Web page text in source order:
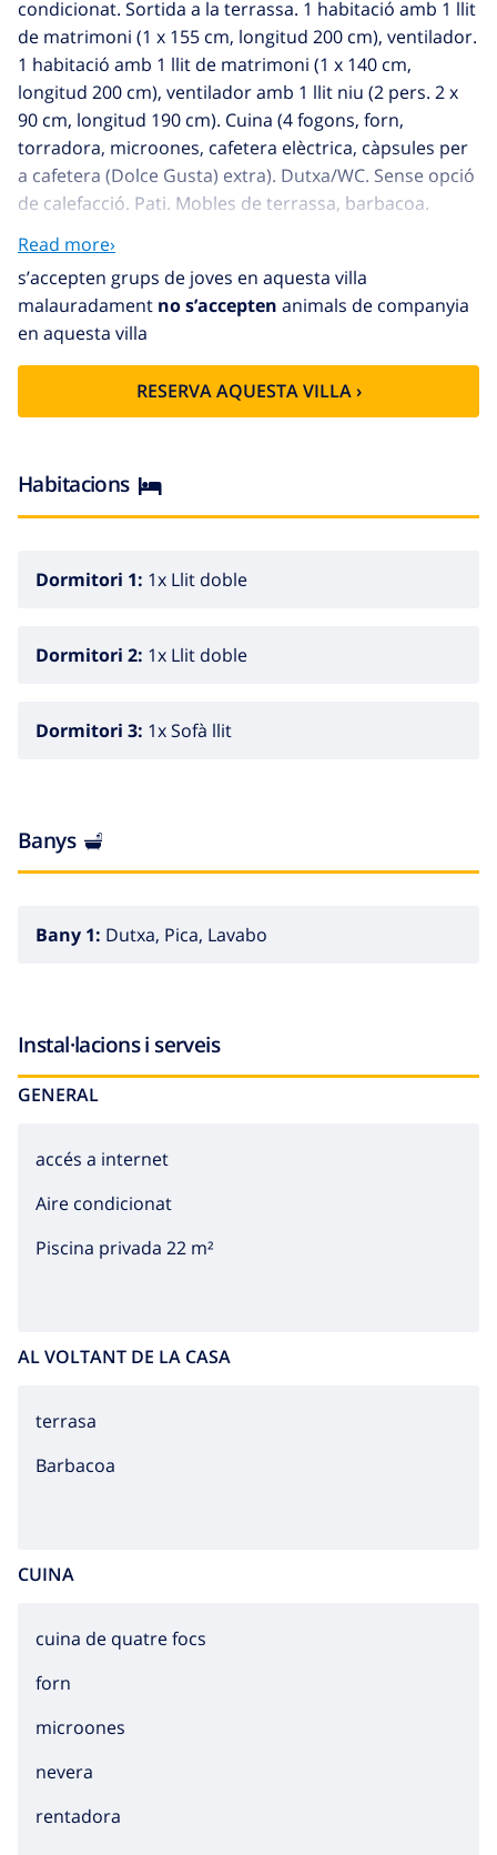
condicionat. Sortida a la terrassa. 1 habitació amb 1 llit
de matrimoni (1 x 155 cm, longitud 200 cm), ventilador.
1 habitació amb 1 llit de matrimoni (1 x 140 cm,
longitud 200 cm), ventilador amb 1 llit niu (2 pers. 2 x
90 cm, longitud 190 cm). Cuina (4 fogons, forn,
torradora, microones, cafetera elèctrica, càpsules per
a cafetera (Dolce Gusta) extra). Dutxa/WC. Sense opció
de calefacció. Pati. Mobles de terrassa, barbacoa.
Equipaments: rentadora, planxa, assecador de cabell.
Internet (WiFi, gratuït). Nota: només no fumadors. TV
només ES. HUTT-076430
Read more›
s’accepten grups de joves en aquesta villa
malauradament no s’accepten animals de companyia
en aquesta villa
RESERVA AQUESTA VILLA ›
Habitacions
Dormitori 1: 1x Llit doble
Dormitori 2: 1x Llit doble
Dormitori 3: 1x Sofà llit
Banys
Bany 1: Dutxa, Pica, Lavabo
Instal·lacions i serveis
GENERAL
accés a internet
Aire condicionat
Piscina privada 22 m²
AL VOLTANT DE LA CASA
terrasa
barbacoa
CUINA
cuina de quatre focs
forn
microones
nevera
rentadora